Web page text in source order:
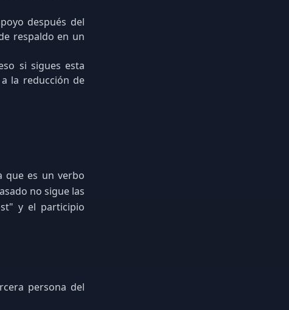
después del
respaldo en un
si sigues esta
la reducción de
que es un verbo
no sigue las
y el participio
persona del